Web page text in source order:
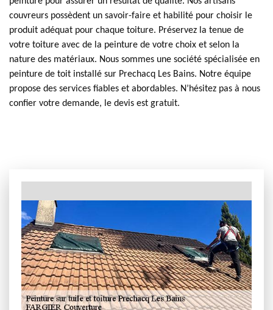
couvreurs possèdent un savoir-faire et habilité pour choisir le
produit adéquat pour chaque toiture. Préservez la tenue de
votre toiture avec de la peinture de votre choix et selon la
nature des matériaux. Nous sommes une société spécialisée en
peinture de toit installé sur Prechacq Les Bains. Notre équipe
propose des services fiables et abordables. N’hésitez pas à nous
confier votre demande, le devis est gratuit.